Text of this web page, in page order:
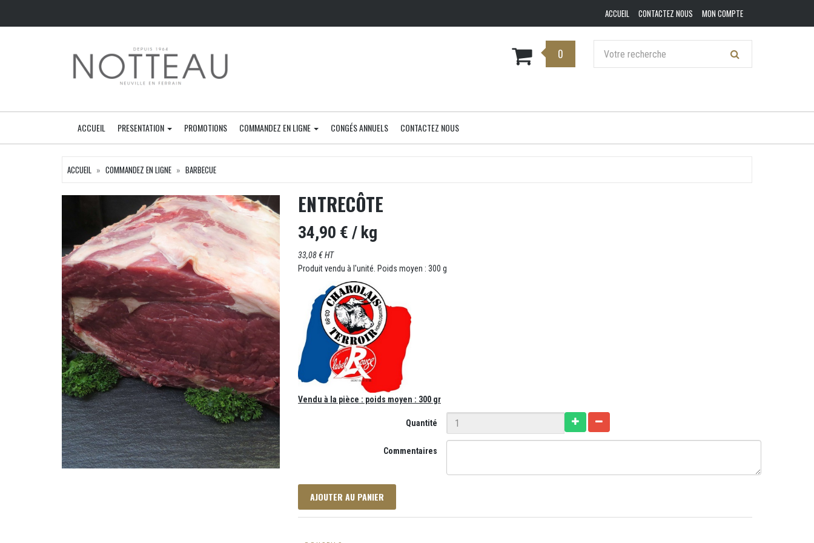
ACCUEIL CONTACTEZ NOUS MON COMPTE
0
ACCUEIL PRESENTATION PROMOTIONS COMMANDEZ EN LIGNE CONGÉS ANNUELS CONTACTEZ NOUS
ACCUEIL COMMANDEZ EN LIGNE BARBECUE
ENTRECÔTE
34,90 € / kg
33,08 € HT
Produit vendu à l'unité. Poids moyen : 300 g
Vendu à la pièce : poids moyen : 300 gr
Quantité
Commentaires
AJOUTER AU PANIER